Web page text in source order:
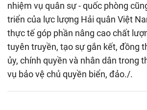
nhiệm vụ quân sự - quốc phòng
triển của lực lượng Hải quân Việt
thực tế góp phần nâng cao chất
tuyên truyền, tạo sự gắn kết, đồng
ủy, chính quyền và nhân dân trong
vụ bảo vệ chủ quyền biển, đảo./.